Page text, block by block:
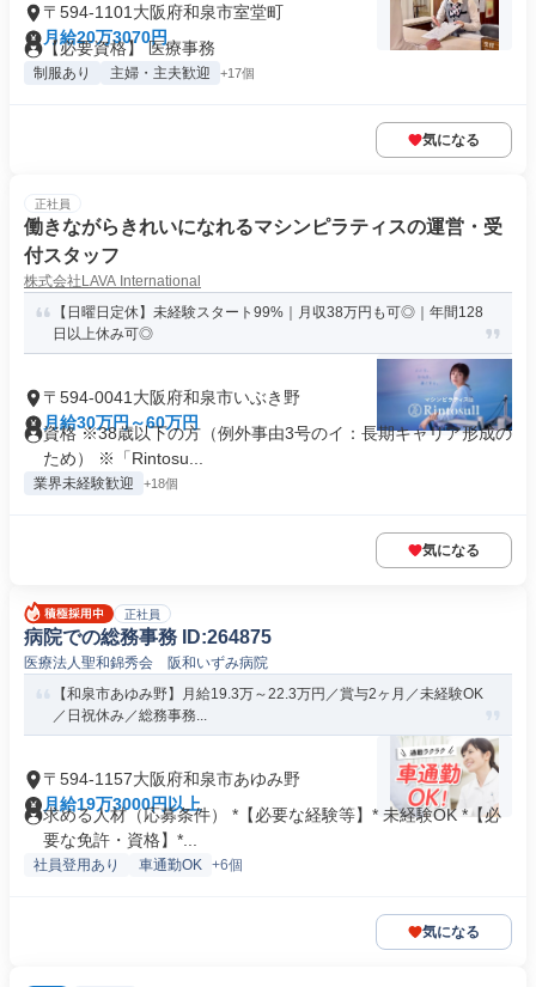
〒594-1101大阪府和泉市室堂町
月給20万3070円
【必要資格】 医療事務
制服あり 主婦・主夫歓迎 +17個
気になる
正社員
働きながらきれいになれるマシンピラティスの運営・受
付スタッフ
株式会社LAVA International
【日曜日定休】未経験スタート99%｜月収38万円も可◎｜年間128
日以上休み可◎
〒594-0041大阪府和泉市いぶき野
月給30万円～60万円
資格 ※38歳以下の方（例外事由3号のイ：長期キャリア形成の
ため） ※「Rintosu...
業界未経験歓迎 +18個
気になる
正社員
病院での総務事務 ID:264875
医療法人聖和錦秀会 阪和いずみ病院
【和泉市あゆみ野】月給19.3万～22.3万円／賞与2ヶ月／未経験OK
／日祝休み／総務事務...
〒594-1157大阪府和泉市あゆみ野
月給19万3000円以上
求める人材（応募条件） *【必要な経験等】* 未経験OK *【必
要な免許・資格】*...
社員登用あり 車通勤OK +6個
気になる